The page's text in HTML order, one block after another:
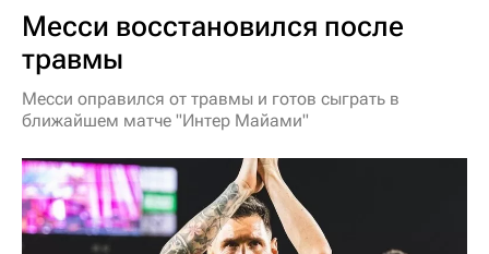
Месси восстановился после
травмы
Месси оправился от травмы и готов сыграть в
ближайшем матче "Интер Майами"